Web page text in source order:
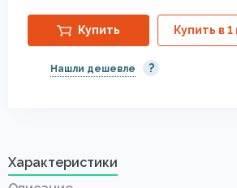
Купить Купить в 1
Нашли дешевле ?
Характеристики